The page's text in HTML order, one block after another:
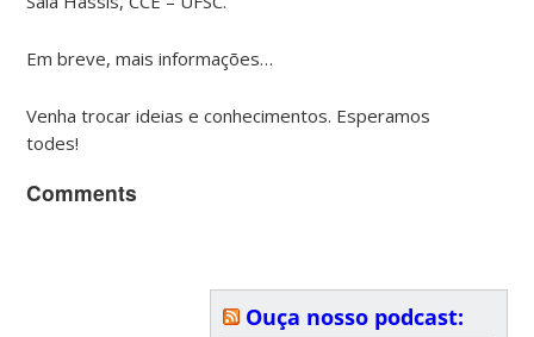
Em breve, mais informações…
Venha trocar ideias e conhecimentos. Esperamos
todes!
Comments
Ouça nosso podcast: